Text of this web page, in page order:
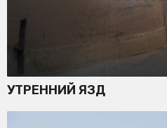
УТРЕННИЙ ЯЗД